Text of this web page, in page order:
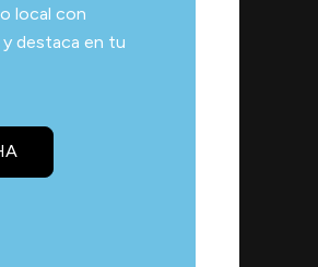
local con
y destaca en tu